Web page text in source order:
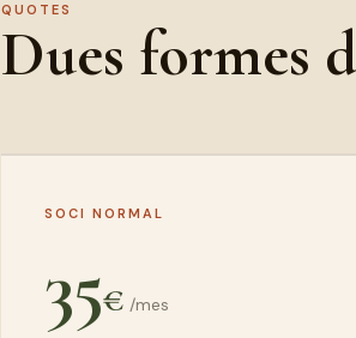
QUOTES
Dues formes
SOCI NORMAL
35€ /mes